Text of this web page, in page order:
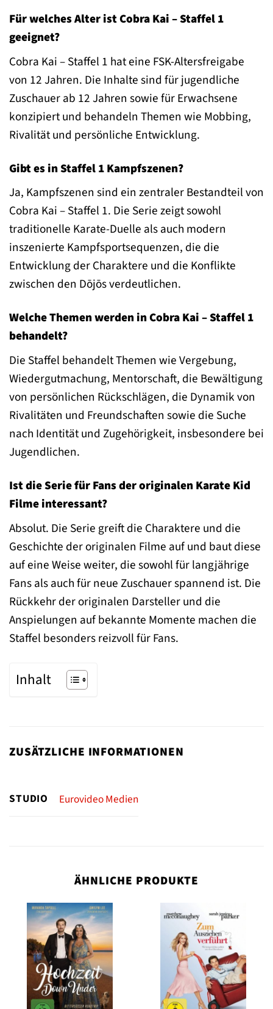
Für welches Alter ist Cobra Kai – Staffel 1
geeignet?
Cobra Kai – Staffel 1 hat eine FSK-Altersfreigabe
von 12 Jahren. Die Inhalte sind für jugendliche
Zuschauer ab 12 Jahren sowie für Erwachsene
konzipiert und behandeln Themen wie Mobbing,
Rivalität und persönliche Entwicklung.
Gibt es in Staffel 1 Kampfszenen?
Ja, Kampfszenen sind ein zentraler Bestandteil von
Cobra Kai – Staffel 1. Die Serie zeigt sowohl
traditionelle Karate-Duelle als auch modern
inszenierte Kampfsportsequenzen, die die
Entwicklung der Charaktere und die Konflikte
zwischen den Dōjōs verdeutlichen.
Welche Themen werden in Cobra Kai – Staffel 1
behandelt?
Die Staffel behandelt Themen wie Vergebung,
Wiedergutmachung, Mentorschaft, die Bewältigung
von persönlichen Rückschlägen, die Dynamik von
Rivalitäten und Freundschaften sowie die Suche
nach Identität und Zugehörigkeit, insbesondere bei
Jugendlichen.
Ist die Serie für Fans der originalen Karate Kid
Filme interessant?
Absolut. Die Serie greift die Charaktere und die
Geschichte der originalen Filme auf und baut diese
auf eine Weise weiter, die sowohl für langjährige
Fans als auch für neue Zuschauer spannend ist. Die
Rückkehr der originalen Darsteller und die
Anspielungen auf bekannte Momente machen die
Staffel besonders reizvoll für Fans.
Inhalt
ZUSÄTZLICHE INFORMATIONEN
STUDIO Eurovideo Medien
ÄHNLICHE PRODUKTE